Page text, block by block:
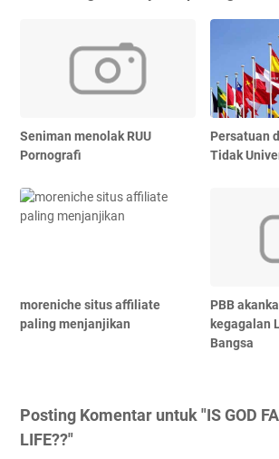
Seniman menolak RUU
Pornografi
Persatuan
Tidak
moreniche situs affiliate
paling menjanjikan
PBB
kegagalan
Bangsa
Posting Komentar untuk "IS GOD
LIFE??"